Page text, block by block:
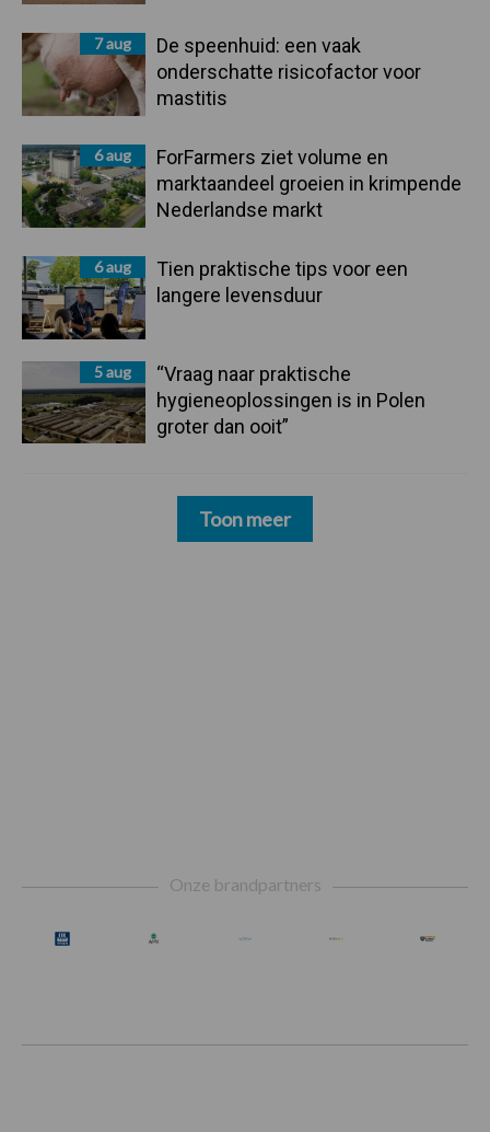
7 aug
De speenhuid: een vaak
onderschatte risicofactor voor
mastitis
6 aug
ForFarmers ziet volume en
marktaandeel groeien in krimpende
Nederlandse markt
6 aug
Tien praktische tips voor een
langere levensduur
5 aug
“Vraag naar praktische
hygieneoplossingen is in Polen
groter dan ooit”
Toon meer
Onze brandpartners